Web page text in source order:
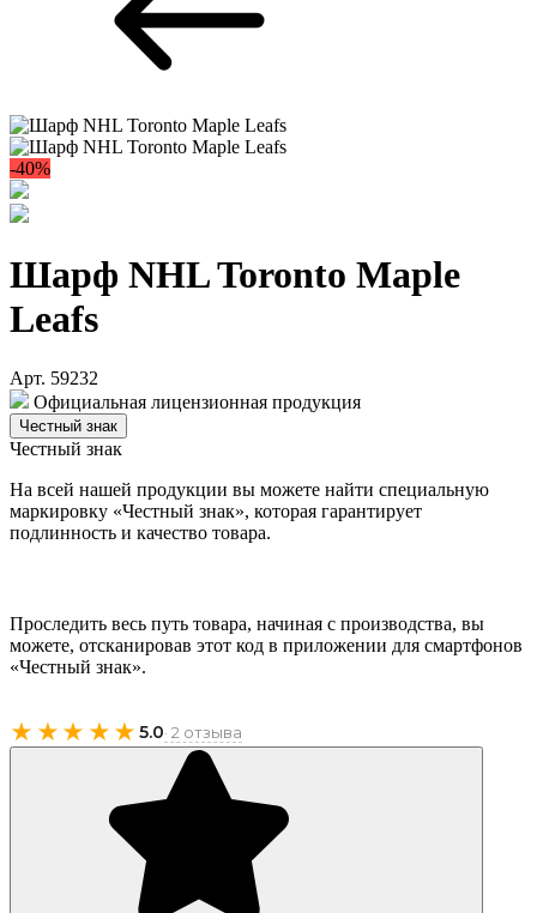
-40%
Шарф NHL Toronto Maple
Leafs
Арт. 59232
Официальная лицензионная продукция
Честный знак
Честный знак
На всей нашей продукции вы можете найти специальную
маркировку «Честный знак», которая гарантирует
подлинность и качество товара.
Проследить весь путь товара, начиная с производства, вы
можете, отсканировав этот код в приложении для смартфонов
«Честный знак».
★★★★★ 5.0· 2 отзыва